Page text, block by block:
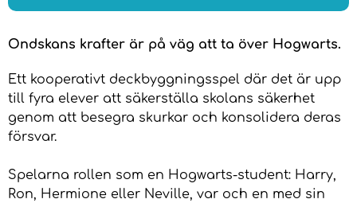
Ondskans krafter är på väg att ta över Hogwarts.
Ett kooperativt deckbyggningsspel där det är upp
till fyra elever att säkerställa skolans säkerhet
genom att besegra skurkar och konsolidera deras
försvar.
Spelarna rollen som en Hogwarts-student: Harry,
Ron, Hermione eller Neville, var och en med sin